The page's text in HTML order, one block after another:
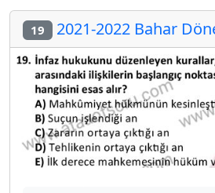
19 2021-2022 Bahar